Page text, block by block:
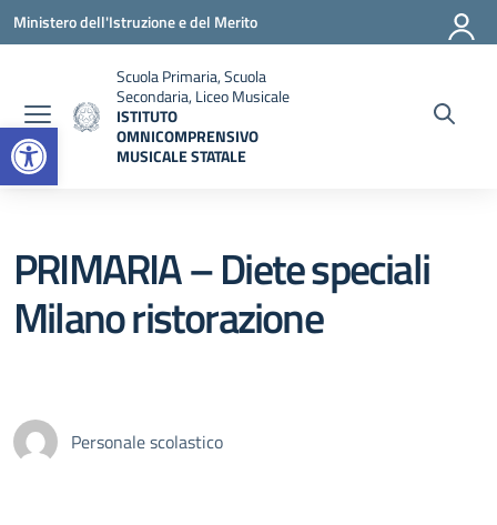
Open toolbar
Vai ai contenuti
Vai al menu di navigazione
Vai al footer
Ministero dell'Istruzione e del Merito
Scuola Primaria, Scuola
Secondaria, Liceo Musicale
ISTITUTO
OMNICOMPRENSIVO
MUSICALE STATALE
PRIMARIA – Diete speciali
Milano ristorazione
Personale scolastico